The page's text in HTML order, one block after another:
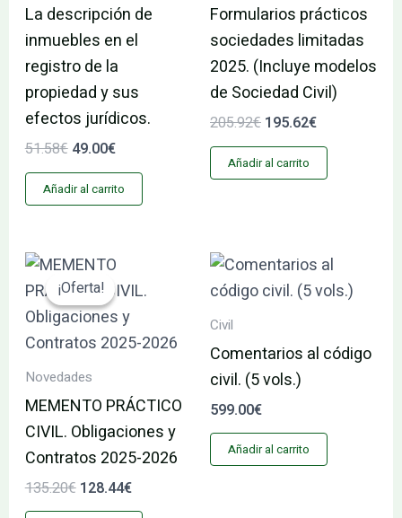
La descripción de
inmuebles en el
registro de la
propiedad y sus
efectos jurídicos.
51.58€ 49.00€
Añadir al carrito
Formularios prácticos
sociedades limitadas
2025. (Incluye modelos
de Sociedad Civil)
205.92€ 195.62€
Añadir al carrito
¡Oferta!
¡Oferta!
Novedades
MEMENTO PRÁCTICO
CIVIL. Obligaciones y
Contratos 2025-2026
135.20€
El
precio
original
era:
135.20€.
128.44€
actual
128.44€.
Civil
Comentarios al código
civil. (5 vols.)
599.00€
Añadir al carrito